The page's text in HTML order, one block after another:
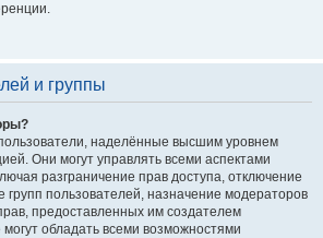
и группы
наделённые высшим уровнем
Они могут управлять всеми аспектами
разграничение прав доступа, отключение
групп пользователей, назначение модераторов
предоставленных им создателем
обладать всеми возможностями